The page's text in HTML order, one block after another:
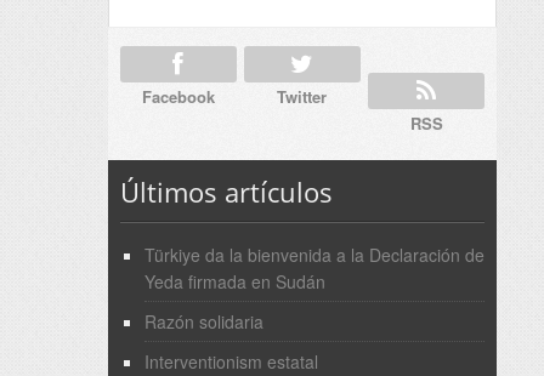
Facebook
Twitter
RSS
Últimos artículos
Türkiye da la bienvenida a la Declaración de
Yeda firmada en Sudán
Razón solidaria
Interventionism estatal